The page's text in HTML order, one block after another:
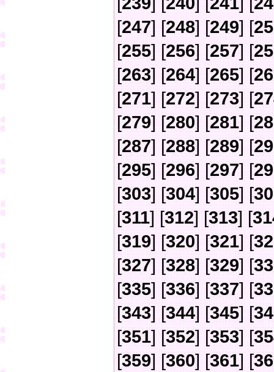
[247] [248] [249] [
[255] [256] [257] [
[263] [264] [265] [
[271] [272] [273] [
[279] [280] [281] [
[287] [288] [289] [
[295] [296] [297] [
[303] [304] [305] [
[311] [312] [313] [
[319] [320] [321] [
[327] [328] [329] [
[335] [336] [337] [
[343] [344] [345] [
[351] [352] [353] [
[359] [360] [361] [